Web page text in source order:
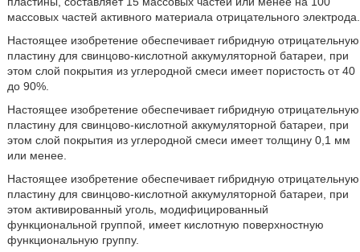
массовых частей активного материала отрицательного электрода.
Настоящее изобретение обеспечивает гибридную отрицательную
пластину для свинцово-кислотной аккумуляторной батареи, при
этом слой покрытия из углеродной смеси имеет пористость от 40
до 90%.
Настоящее изобретение обеспечивает гибридную отрицательную
пластину для свинцово-кислотной аккумуляторной батареи, при
этом слой покрытия из углеродной смеси имеет толщину 0,1 мм
или менее.
Настоящее изобретение обеспечивает гибридную отрицательную
пластину для свинцово-кислотной аккумуляторной батареи, при
этом активированный уголь, модифицированный
функциональной группой, имеет кислотную поверхностную
функциональную группу.